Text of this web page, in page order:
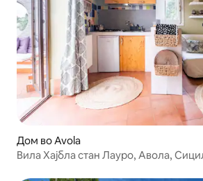
Дом во Avola
Вила Хајбла стан Лауро, Авола,